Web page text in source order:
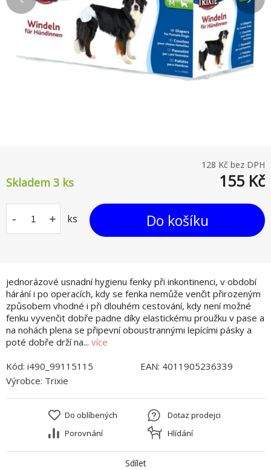
jednorázové usnadní hygienu fenky při inkontinenci, v období
hárání i po operacích, kdy se fenka nemůže venčit přirozeným
způsobem vhodné i při dlouhém cestování, kdy není možné
fenku vyvenčit dobře padne díky elastickému proužku v pase a
na nohách plena se připevní oboustrannými lepícími pásky a
poté dobře drží na... více
128 Kč bez DPH
Skladem 3 ks 155 Kč
- + ks Do košíku
Kód: i490_99115115 EAN: 4011905236339
Výrobce: Trixie
Do oblíbených
Porovnání
Dotaz prodejci
Hlídání
Sdílet